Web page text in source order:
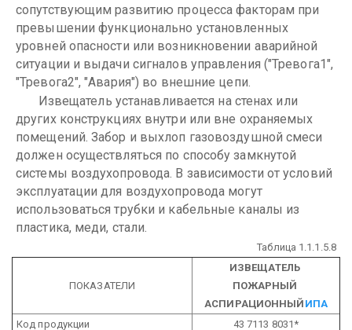
сопутствующим развитию процесса факторам при
превышении функционально установленных
уровней опасности или возникновении аварийной
ситуации и выдачи сигналов управления ("Тревога1",
"Тревога2", "Авария") во внешние цепи.
Извещатель устанавливается на стенах или
других конструкциях внутри или вне охраняемых
помещений. Забор и выхлоп газовоздушной смеси
должен осуществляться по способу замкнутой
системы воздухопровода. В зависимости от условий
эксплуатации для воздухопровода могут
использоваться трубки и кабельные каналы из
пластика, меди, стали.
Таблица 1.1.1.5.8
ПОКАЗАТЕЛИ
ИЗВЕЩАТЕЛЬ
ПОЖАРНЫЙ
АСПИРАЦИОННЫЙ ИПА
Код продукции
43 7113 8031*